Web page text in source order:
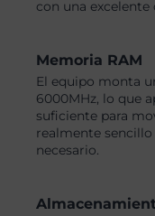
con una
Memoria RAM
El equipo monta
6000MHz, lo que
suficiente para
realmente
necesario.